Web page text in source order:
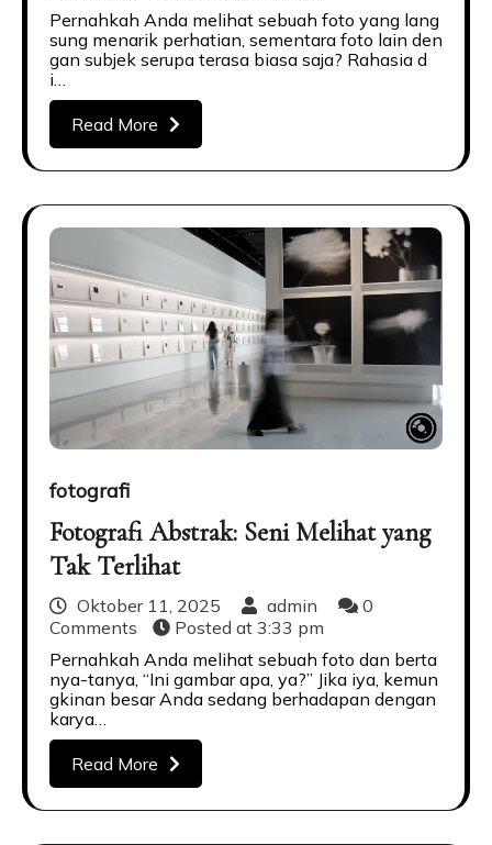
Pernahkah Anda melihat sebuah foto yang lang
sung menarik perhatian, sementara foto lain den
gan subjek serupa terasa biasa saja? Rahasia d
i…
Read More
fotografi
Fotografi Abstrak: Seni Melihat yang
Tak Terlihat
Oktober 11, 2025 admin
0
Comments
Posted at 3:33 pm
Pernahkah Anda melihat sebuah foto dan berta
nya-tanya, “Ini gambar apa, ya?” Jika iya, kemun
gkinan besar Anda sedang berhadapan dengan
karya…
Read More